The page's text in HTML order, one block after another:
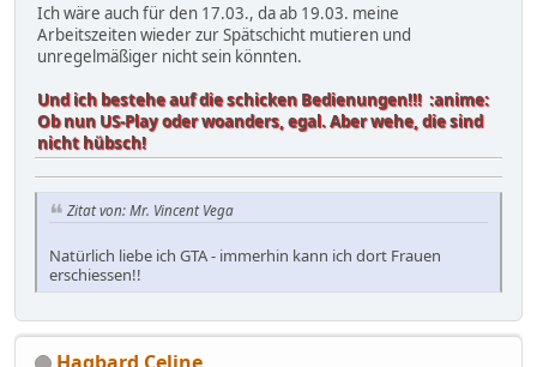
Ich wäre auch für den 17.03., da ab 19.03. meine
Arbeitszeiten wieder zur Spätschicht mutieren und
unregelmäßiger nicht sein könnten.
Und ich bestehe auf die schicken Bedienungen!!! :anime:
Ob nun US-Play oder woanders, egal. Aber wehe, die sind
nicht hübsch!
Zitat von: Mr. Vincent Vega
Natürlich liebe ich GTA - immerhin kann ich dort Frauen
erschiessen!!